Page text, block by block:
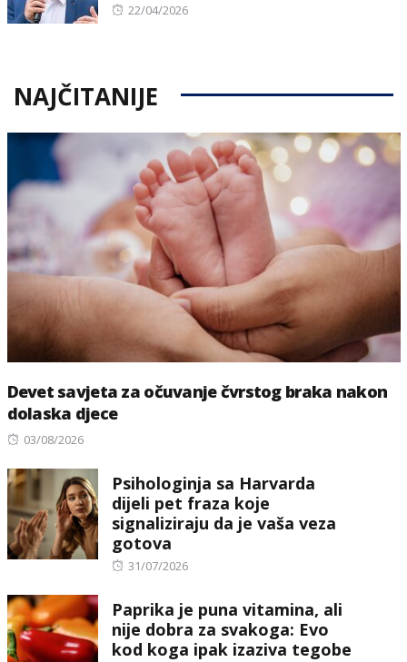
Posted
22/04/2026
NAJČITANIJE
Devet savjeta za očuvanje čvrstog braka nakon
dolaska djece
Posted
03/08/2026
Psihologinja sa Harvarda
dijeli pet fraza koje
signaliziraju da je vaša veza
gotova
Posted
31/07/2026
Paprika je puna vitamina, ali
nije dobra za svakoga: Evo
kod koga ipak izaziva tegobe